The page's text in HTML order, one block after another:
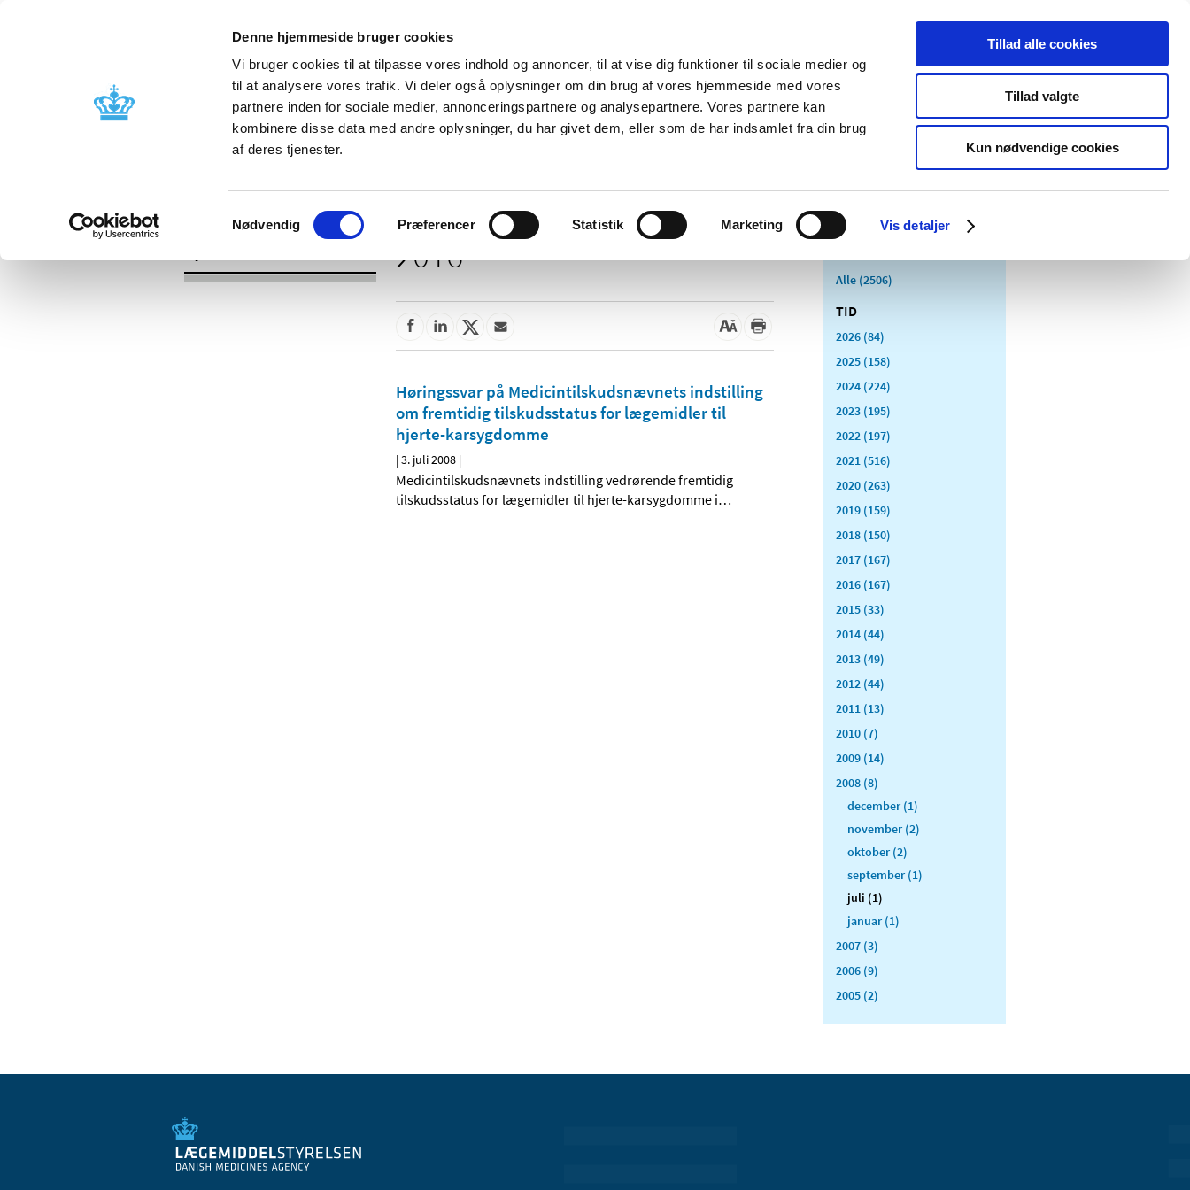
Denne hjemmeside bruger cookies
Vi bruger cookies til at tilpasse vores indhold og annoncer, til at vise dig funktioner til sociale medier og
til at analysere vores trafik. Vi deler også oplysninger om din brug af vores hjemmeside med vores
partnere inden for sociale medier, annonceringspartnere og analysepartnere. Vores partnere kan
kombinere disse data med andre oplysninger, du har givet dem, eller som de har indsamlet fra din brug
af deres tjenester.
Samtykkevalg
Nødvendig Præferencer Statistik Marketing Vis detaljer
Tillad alle cookies
Tillad valgte
Kun nødvendige cookies
Nyheder Om os Kontakt Udgivelser
Godkendelse og
Bivirkninger og
produktinformation
Tilskud og
Apoteker og salg af
Medicinsk
Særlige
produktområder
2016
Høringssvar på Medicintilskudsnævnets indstilling
om fremtidig tilskudsstatus for lægemidler til
hjerte-karsygdomme
|3. juli 2008 |
Medicintilskudsnævnets indstilling vedrørende fremtidig
tilskudsstatus for lægemidler til hjerte-karsygdomme i…
Alle (2506)
TID
2026 (84)
2025 (158)
2024 (224)
2023 (195)
2022 (197)
2021 (516)
2020 (263)
2019 (159)
2018 (150)
2017 (167)
2016 (167)
2015 (33)
2014 (44)
2013 (49)
2012 (44)
2011 (13)
2010 (7)
2009 (14)
2008 (8)
december (1)
november (2)
oktober (2)
september (1)
juli (1)
januar (1)
2007 (3)
2006 (9)
2005 (2)